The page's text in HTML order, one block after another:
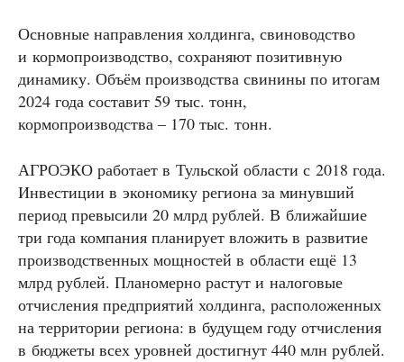
Основные направления холдинга, свиноводство
и кормопроизводство, сохраняют позитивную
динамику. Объём производства свинины по итогам
2024 года составит 59 тыс. тонн,
кормопроизводства – 170 тыс. тонн.
АГРОЭКО работает в Тульской области с 2018 года.
Инвестиции в экономику региона за минувший
период превысили 20 млрд рублей. В ближайшие
три года компания планирует вложить в развитие
производственных мощностей в области ещё 13
млрд рублей. Планомерно растут и налоговые
отчисления предприятий холдинга, расположенных
на территории региона: в будущем году отчисления
в бюджеты всех уровней достигнут 440 млн рублей.